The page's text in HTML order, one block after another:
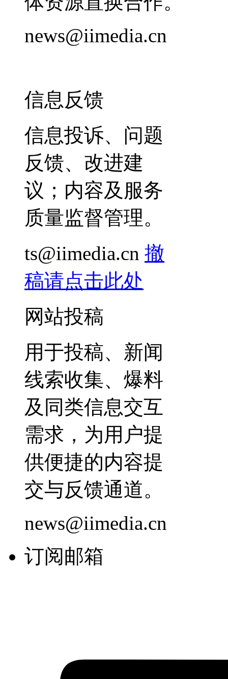
news@iimedia.cn
信息反馈
信息投诉、问题
反馈、改进建
议；内容及服务
质量监督管理。
ts@iimedia.cn 撤
稿请点击此处
网站投稿
用于投稿、新闻
线索收集、爆料
及同类信息交互
需求，为用户提
供便捷的内容提
交与反馈通道。
news@iimedia.cn
订阅邮箱